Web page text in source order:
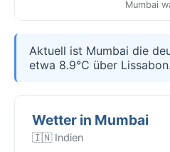
Mumbai
Aktuell ist Mumbai die
etwa 8.9°C über Lissabon.
Wetter in Mumbai
🇮🇳 Indien